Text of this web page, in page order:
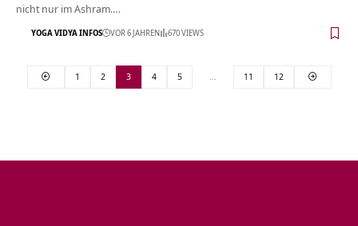
nicht nur im Ashram.…
YOGA VIDYA INFOS VOR 6 JAHREN 670 VIEWS
1 2 3 4 5 … 11 12